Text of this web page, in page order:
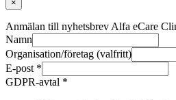
×
Anmälan till nyhetsbrev Alfa eCare
Namn
Organisation/företag (valfritt)
E-post *
GDPR-avtal *